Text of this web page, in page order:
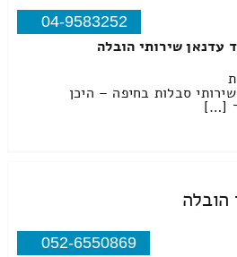
04-9583252
עדנאן שירותי הובלה
סבלות בחיפה – היכן
[…]
הובלה
052-6550869